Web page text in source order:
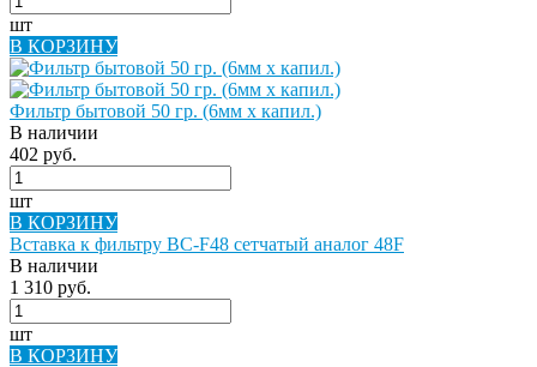
шт
В КОРЗИНУ
Фильтр бытовой 50 гр. (6мм х капил.)
В наличии
402 руб.
шт
В КОРЗИНУ
Вставка к фильтру BC-F48 сетчатый аналог 48F
В наличии
1 310 руб.
шт
В КОРЗИНУ